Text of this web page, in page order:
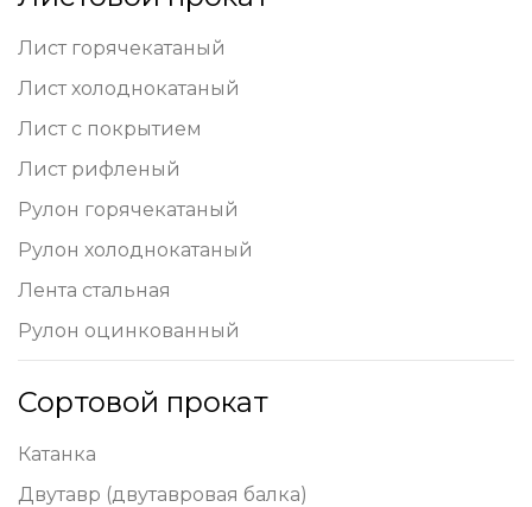
Лист горячекатаный
Лист холоднокатаный
Лист с покрытием
Лист рифленый
Рулон горячекатаный
Рулон холоднокатаный
Лента стальная
Рулон оцинкованный
Сортовой прокат
Катанка
Двутавр (двутавровая балка)